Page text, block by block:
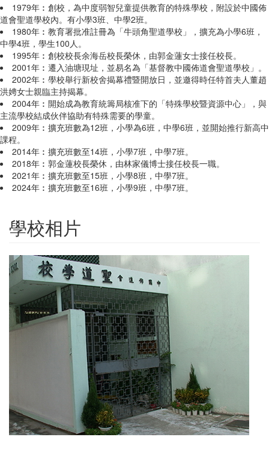
1979年︰創校，為中度弱智兒童提供教育的特殊學校，附設於中國佈
道會聖道學校內。有小學3班、中學2班。
1980年︰教育署批准註冊為「牛頭角聖道學校」，擴充為小學6班，
中學4班，學生100人。
1995年︰創校校長余海岳校長榮休，由郭金蓮女士接任校長。
2001年︰遷入油塘現址，並易名為「基督教中國佈道會聖道學校」。
2002年︰學校舉行新校舍揭幕禮暨開放日，並邀得時任特首夫人董趙
洪娉女士親臨主持揭幕。
2004年︰開始成為教育統籌局核准下的「特殊學校暨資源中心」，與
主流學校結成伙伴協助有特殊需要的學童。
2009年︰擴充班數為12班，小學為6班，中學6班，並開始推行新高中
課程。
2014年︰擴充班數至14班，小學7班，中學7班。
2018年︰郭金蓮校長榮休，由林家儀博士接任校長一職。
2021年︰擴充班數至15班，小學8班，中學7班。
2024年︰擴充班數至16班，小學9班，中學7班。
學校相片